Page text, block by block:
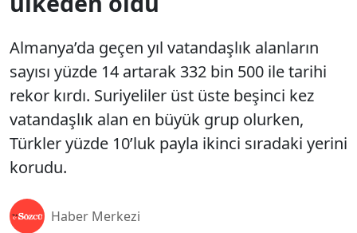
Almanya’da geçen yıl vatandaşlık alanların
sayısı yüzde 14 artarak 332 bin 500 ile tarihi
rekor kırdı. Suriyeliler üst üste beşinci kez
vatandaşlık alan en büyük grup olurken,
Türkler yüzde 10’luk payla ikinci sıradaki yerini
korudu.
Haber Merkezi